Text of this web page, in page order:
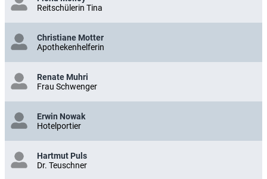
Reitschülerin Tina
Christiane Motter
Apothekenhelferin
Renate Muhri
Frau Schwenger
Erwin Nowak
Hotelportier
Hartmut Puls
Dr. Teuschner